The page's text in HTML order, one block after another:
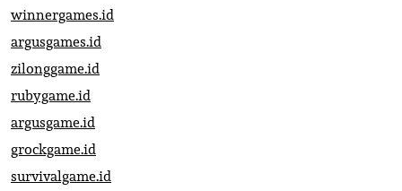
winnergames.id
argusgames.id
zilonggame.id
rubygame.id
argusgame.id
grockgame.id
survivalgame.id